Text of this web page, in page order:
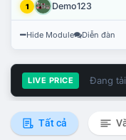
1 Demo123
Hide Module Diễn đàn
LIVE PRICE Đang
Tất cả